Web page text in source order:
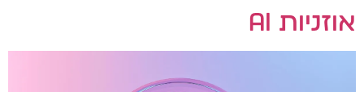
אוזניות AI